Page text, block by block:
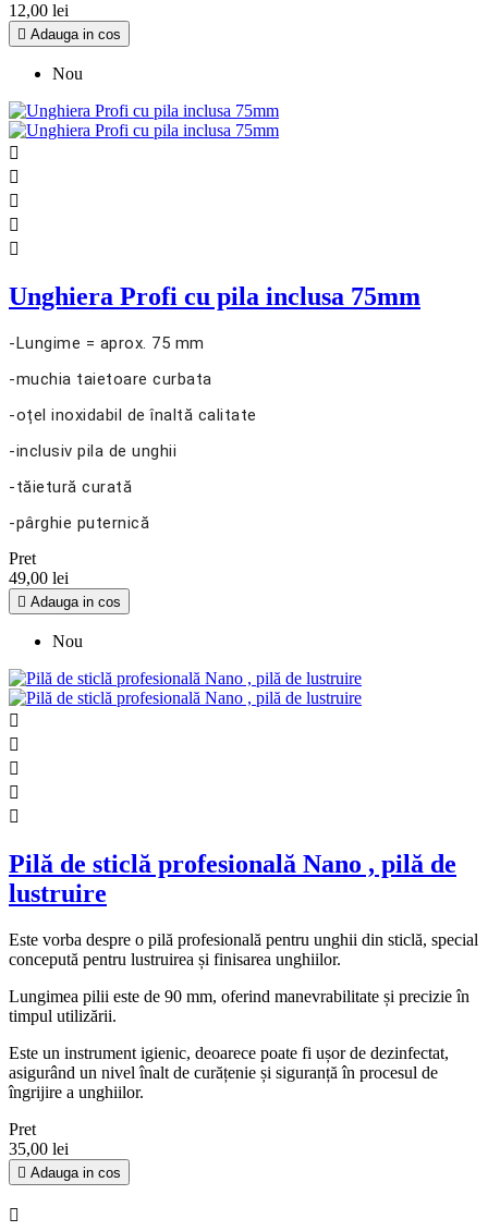
12,00 lei
 Adauga in cos
Nou





Unghiera Profi cu pila inclusa 75mm
-Lungime = aprox. 75 mm
-muchia taietoare curbata
-oțel inoxidabil de înaltă calitate
-inclusiv pila de unghii
-tăietură curată
-pârghie puternică
Pret
49,00 lei
 Adauga in cos
Nou





Pilă de sticlă profesională Nano , pilă de
lustruire
Este vorba despre o pilă profesională pentru unghii din sticlă, special
concepută pentru lustruirea și finisarea unghiilor.
Lungimea pilii este de 90 mm, oferind manevrabilitate și precizie în
timpul utilizării.
Este un instrument igienic, deoarece poate fi ușor de dezinfectat,
asigurând un nivel înalt de curățenie și siguranță în procesul de
îngrijire a unghiilor.
Pret
35,00 lei
 Adauga in cos
